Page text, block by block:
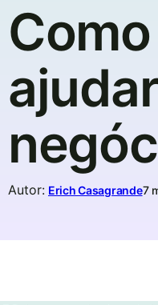
Autor: Erich Casagrande7